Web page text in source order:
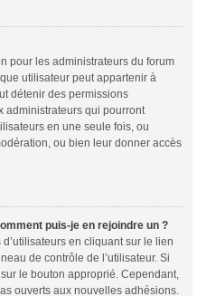
pour les administrateurs du forum
utilisateur peut appartenir à
détenir des permissions
administrateurs qui pourront
en une seule fois, ou
ou bien leur donner accès
puis-je en rejoindre un ?
en cliquant sur le lien
de contrôle de l’utilisateur. Si
le bouton approprié. Cependant,
ouverts aux nouvelles adhésions.